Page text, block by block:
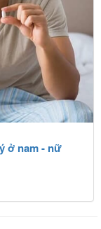
ở nam - nữ